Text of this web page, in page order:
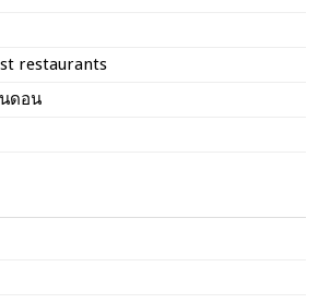
restaurants
ดอน